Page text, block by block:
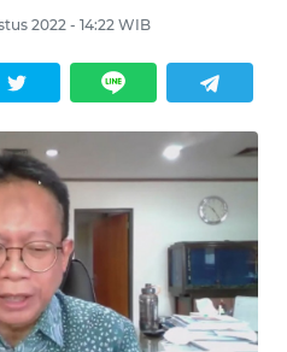
2022 - 14:22 WIB